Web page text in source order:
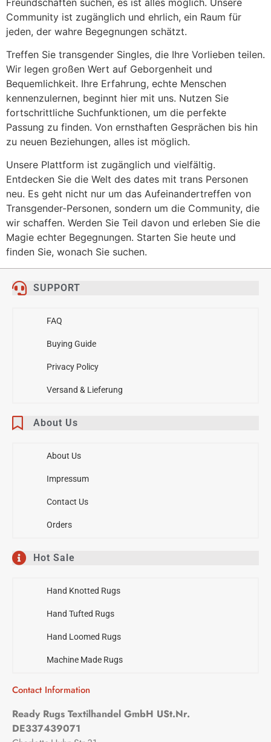
Community ist zugänglich und ehrlich, ein Raum für
jeden, der wahre Begegnungen schätzt.
Treffen Sie transgender Singles, die Ihre Vorlieben teilen.
Wir legen großen Wert auf Geborgenheit und
Bequemlichkeit. Ihre Erfahrung, echte Menschen
kennenzulernen, beginnt hier mit uns. Nutzen Sie
fortschrittliche Suchfunktionen, um die perfekte
Passung zu finden. Von ernsthaften Gesprächen bis hin
zu neuen Beziehungen, alles ist möglich.
Unsere Plattform ist zugänglich und vielfältig.
Entdecken Sie die Welt des dates mit trans Personen
neu. Es geht nicht nur um das Aufeinandertreffen von
Transgender-Personen, sondern um die Community, die
wir schaffen. Werden Sie Teil davon und erleben Sie die
Magie echter Begegnungen. Starten Sie heute und
finden Sie, wonach Sie suchen.
SUPPORT
FAQ
Buying Guide
Privacy Policy
Versand & Lieferung
About Us
About Us
Impressum
Contact Us
Orders
Hot Sale
Hand Knotted Rugs
Hand Tufted Rugs
Hand Loomed Rugs
Machine Made Rugs
Contact Information
Ready Rugs Textilhandel GmbH USt.Nr.
DE337439071